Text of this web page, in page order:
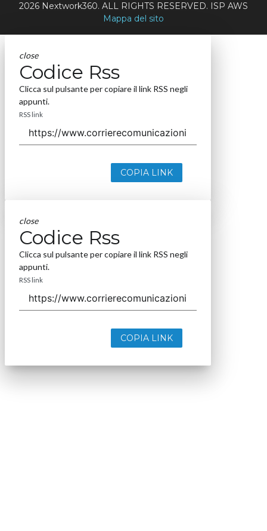
2026 Nextwork360. ALL RIGHTS RESERVED. ISP AWS
Mappa del sito
close
Codice Rss
Clicca sul pulsante per copiare il link RSS negli
appunti.
RSS link
COPIA LINK
close
Codice Rss
Clicca sul pulsante per copiare il link RSS negli
appunti.
RSS link
COPIA LINK